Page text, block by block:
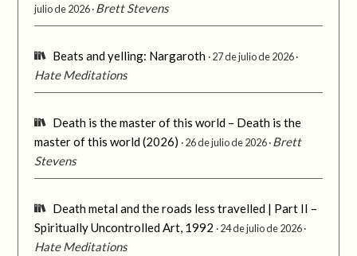
julio de 2026 Brett Stevens
Beats and yelling: Nargaroth 27 de julio de 2026
Hate Meditations
Death is the master of this world – Death is the
master of this world (2026)
26 de julio de 2026 Brett
Stevens
Death metal and the roads less travelled | Part II –
Spiritually Uncontrolled Art, 1992
24 de julio de 2026
Hate Meditations